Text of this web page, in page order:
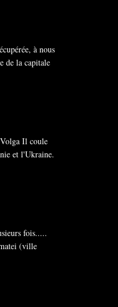
à nous
de la capitale
Il coule
et l'Ukraine.
fois.....
(ville